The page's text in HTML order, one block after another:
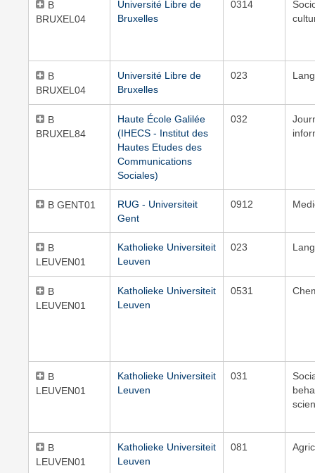
B
BRUXEL04
Université Libre de
Bruxelles
0314
B
BRUXEL04
Université Libre de
Bruxelles
023
B
BRUXEL84
Haute École Galilée
(IHECS - Institut des
Hautes Etudes des
Communications
Sociales)
032
B GENT01
RUG - Universiteit
Gent
0912
B
LEUVEN01
Katholieke Universiteit
Leuven
023
B
LEUVEN01
Katholieke Universiteit
Leuven
0531
B
LEUVEN01
Katholieke Universiteit
Leuven
031
B
LEUVEN01
Katholieke Universiteit
Leuven
081